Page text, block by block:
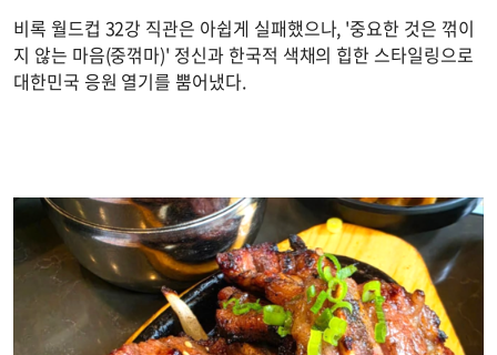
비록 월드컵 32강 직관은 아쉽게 실패했으나, '중요한 것은 꺾이
지 않는 마음(중꺾마)' 정신과 한국적 색채의 힙한 스타일링으로
대한민국 응원 열기를 뿜어냈다.